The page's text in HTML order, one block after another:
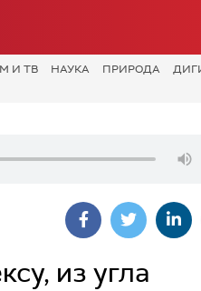
И ТВ НАУКА ПРИРОДА
из угла